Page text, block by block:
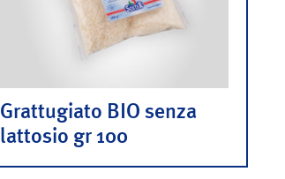
Grattugiato BIO senza
lattosio gr 100